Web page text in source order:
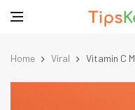
Home Viral Vitamin C